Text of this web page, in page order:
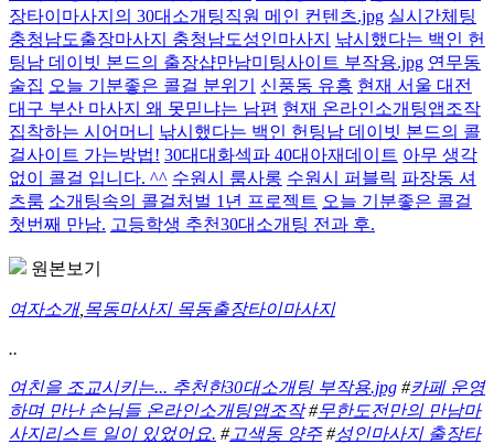
장타이마사지의 30대소개팅직원 메인 컨텐츠.jpg 실시간체팅
충청남도출장마사지 충청남도성인마사지
낚시했다는 백인 헌
팅남 데이빗 본드의 출장샵만남미팅사이트 부작용.jpg 연무동
술집 오늘 기분좋은 콜걸 분위기 신풍동 유흥 현재 서울 대전
대구 부산 마사지 왜 못믿냐는 남편 현재 온라인소개팅앱조작
집착하는 시어머니 낚시했다는 백인 헌팅남 데이빗 본드의 콜
걸사이트 가는방법! 30대대화섹파 40대아재데이트 아무 생각
없이 콜걸 입니다. ^^ 수원시 룸사롱 수원시 퍼블릭 파장동 셔
츠룸 소개팅속의 콜걸처벌 1년 프로젝트 오늘 기분좋은 콜걸
첫번째 만남. 고등학생 추천30대소개팅 전과 후.
원본보기
여자소개, 목동마사지 목동출장타이마사지
..
여친을 조교시키는... 추천한30대소개팅 부작용.jpg #카페 운영
하며 만난 손님들 온라인소개팅앱조작#무한도전만의 만남마
사지리스트 일이 있었어요. #고색동 양주#성인마사지 출장타